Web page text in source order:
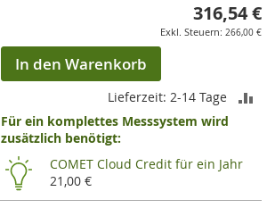
316,54 €
266,00 €
In den Warenkorb
Lieferzeit: 2-14 Tage
Für ein komplettes Messsystem wird
zusätzlich benötigt:
COMET Cloud Credit für ein Jahr
21,00 €